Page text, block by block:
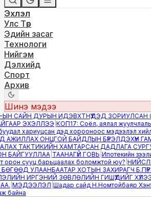
Эхлэл
Улс Төр
Эдийн засаг
Технологи
Нийгэм
Дэлхийд
Спорт
Архив
Шинэ мэдээ
САЙН ДУРЫН ИДЭВХТНҮҮДЭД ЗОРИУЛСАН
ЭХЭЛЛЭЭ|КОП17: Соёл, аялал жуулчлалын
хариуцсан дэд хорооноос мэдээлэл
ОНЦГОЙ БАЙДЛЫН БҮРЭЛДЭХҮҮН
ТАКТИКИЙН ХАМТАРСАН ДАДЛАГА
|ТААНАГҮЙ ГОВЬ|Ипотекийн
сууц барьцаалах боломжтой юу?|
УЛААНБААТАР ХОТЫН ЗАХИРАГЧ
ИРГЭНИЙ ЗӨВЛӨЛИЙН ГИШҮҮДИЙГ
|МЭДЭЭЛЭЛ|Шадар сайд Н.Номтойбаяр
байна